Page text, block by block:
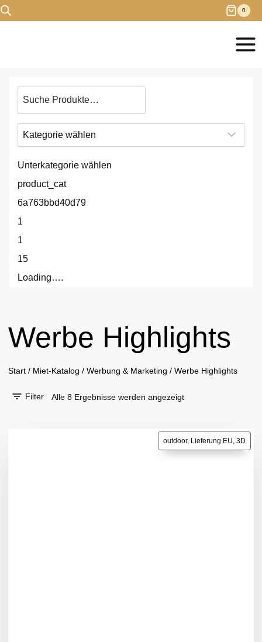
Zum
0
Produkt
suchen
Unterkategorie wählen
product_cat
6a763bbd40d79
1
1
15
Loading….
Werbe Highlights
Start / Miet-Katalog / Werbung & Marketing / Werbe Highlights
Filter Alle 8 Ergebnisse werden angezeigt
outdoor, Lieferung EU, 3D